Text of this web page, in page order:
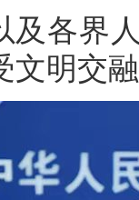
及各界
文明交